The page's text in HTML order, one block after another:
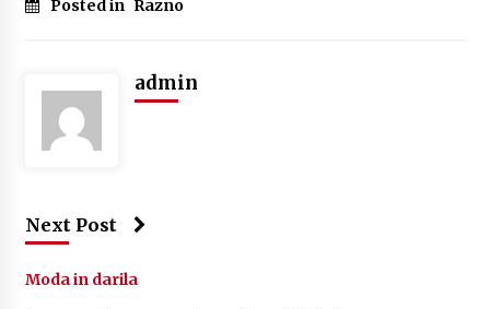
Posted in Razno
admin
Next Post
Moda in darila